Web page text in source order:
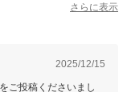
さらに表示
2025/12/15
ご投稿くださいまし